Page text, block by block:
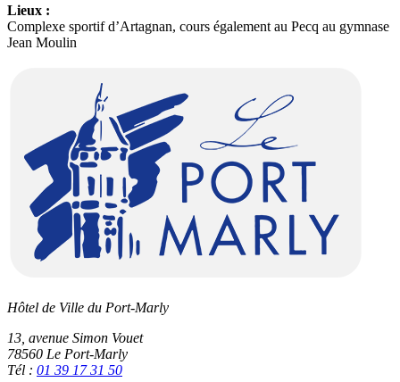
Lieux :
Complexe sportif d’Artagnan, cours également au Pecq au gymnase
Jean Moulin
Hôtel de Ville du Port-Marly
13, avenue Simon Vouet
78560 Le Port-Marly
Tél : 01 39 17 31 50